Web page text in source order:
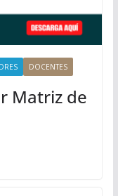
DOCENTES
Matriz de